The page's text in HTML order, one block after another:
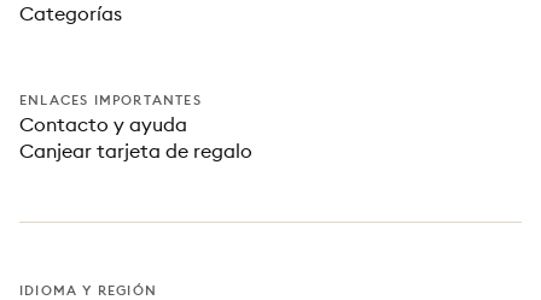
Categorías
ENLACES IMPORTANTES
Contacto y ayuda
Canjear tarjeta de regalo
IDIOMA Y REGIÓN